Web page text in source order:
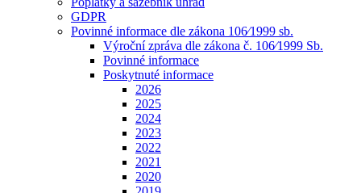
GDPR
Povinné informace dle zákona 106⁄1999 sb.
Výroční zpráva dle zákona č. 106⁄1999 Sb.
Povinné informace
Poskytnuté informace
2026
2025
2024
2023
2022
2021
2020